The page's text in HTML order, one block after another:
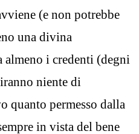
(e non potrebbe
una divina
almeno i credenti (degni
niente di
quanto permesso dalla
in vista del bene